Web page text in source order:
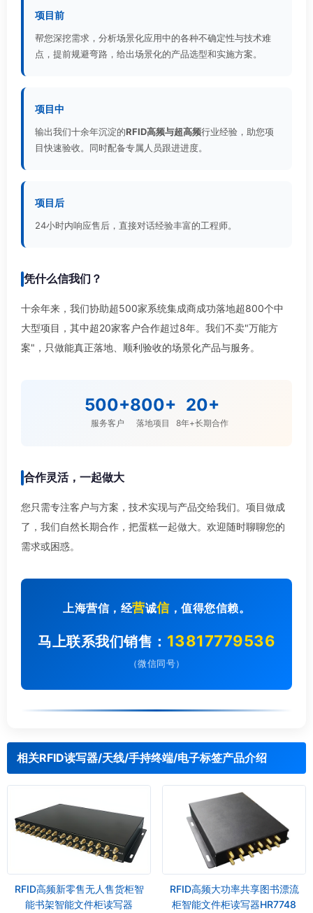
项目前
帮您深挖需求，分析场景化应用中的各种不确定性与技术难
点，提前规避弯路，给出场景化的产品选型和实施方案。
项目中
输出我们十余年沉淀的RFID高频与超高频行业经验，助您项
目快速验收。同时配备专属人员跟进进度。
项目后
24小时内响应售后，直接对话经验丰富的工程师。
凭什么信我们？
十余年来，我们协助超500家系统集成商成功落地超800个中
大型项目，其中超20家客户合作超过8年。我们不卖"万能方
案"，只做能真正落地、顺利验收的场景化产品与服务。
500+
服务客户
800+
落地项目
20+
8年+长期合作
合作灵活，一起做大
您只需专注客户与方案，技术实现与产品交给我们。项目做成
了，我们自然长期合作，把蛋糕一起做大。欢迎随时聊聊您的
需求或困惑。
上海营信，经营诚信，值得您信赖。
马上联系我们销售： 13817779536
（微信同号）
相关RFID读写器/天线/手持终端/电子标签产品介绍
RFID高频新零售无人售货柜智
能书架智能文件柜读写器
RFID高频大功率共享图书漂流
柜智能文件柜读写器HR7748